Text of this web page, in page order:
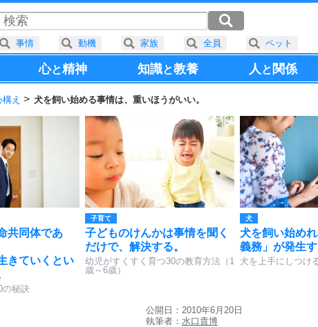
心と精神 知識と教養 人と 関係
え 犬を飼い始める事情は、重いほうがいい。
共同体であ
きていくとい
の秘訣
子育て
子どものけんかは事情を聞く
だけで、解決する。
幼児がすくすく育つ30の教育方法（1
歳～6歳）
犬
犬を飼い始め
義務」が発生す
犬を上手にしつけ
公開日：2010年6月20日
執筆者： 水口貴博
事情 動機 家族 全員 ペット